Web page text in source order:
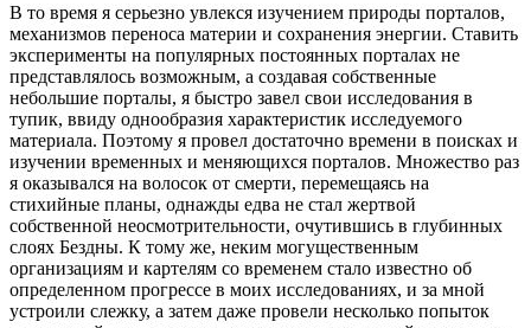
В то время я серьезно увлекся изучением природы порталов,
механизмов переноса материи и сохранения энергии. Ставить
эксперименты на популярных постоянных порталах не
представлялось возможным, а создавая собственные
небольшие порталы, я быстро завел свои исследования в
тупик, ввиду однообразия характеристик исследуемого
материала. Поэтому я провел достаточно времени в поисках и
изучении временных и меняющихся порталов. Множество раз
я оказывался на волосок от смерти, перемещаясь на
стихийные планы, однажды едва не стал жертвой
собственной неосмотрительности, очутившись в глубинных
слоях Бездны. К тому же, неким могущественным
организациям и картелям со временем стало известно об
определенном прогрессе в моих исследованиях, и за мной
устроили слежку, а затем даже провели несколько попыток